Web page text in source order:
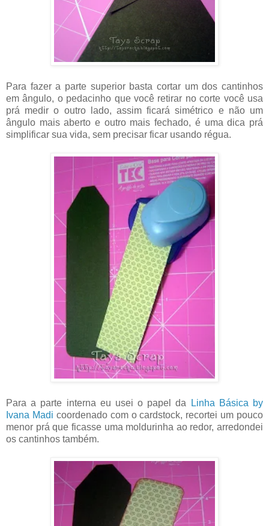
Para fazer a parte superior basta cortar um dos cantinhos
em ângulo, o pedacinho que você retirar no corte você usa
prá medir o outro lado, assim ficará simétrico e não um
ângulo mais aberto e outro mais fechado, é uma dica prá
simplificar sua vida, sem precisar ficar usando régua.
Para a parte interna eu usei o papel da
Linha Básica by
Ivana Madi coordenado com o cardstock, recortei um pouco
menor prá que ficasse uma moldurinha ao redor, arredondei
os cantinhos também.